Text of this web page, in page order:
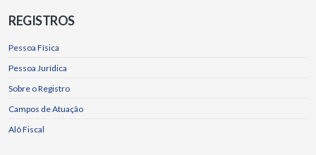
REGISTROS
Pessoa Física
Pessoa Jurídica
Sobre o Registro
Campos de Atuação
Alô Fiscal